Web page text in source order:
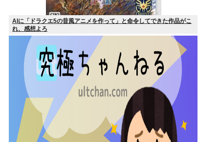
AIに「ドラクエ5の昔風アニメを作って」と命令してできた作品がこ
れ、感想よろ